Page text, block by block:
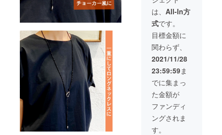
までに
お申し
込みく
ださ
い。 ＊
ご注文
状況、
製造工
都合等
により
出荷時
期が遅
れる可
能性が
ござい
で、早
めにご
注文を
いただ
ければ
発送も
早くな
りま
す。 ＊
クリス
マスま
でにお
届けを
ご希望
の場合
¥48,600
（税込
¥53,460
） お客
様がご
注文を
完了
後、約
１ヶ月
でリ
ターン
品を発
送しま
す。リ
ターン
は、 All-In方
式です。
目標金額に
関わらず、
2021/11/28
23:59:59ま
でに集まっ
た金額が
ファンディ
ングされま
す。